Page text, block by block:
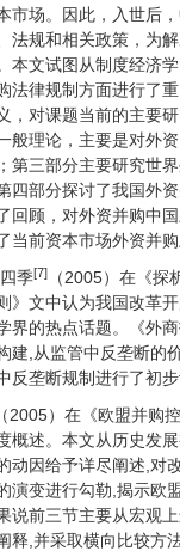
市场。因此，入世后
法规和相关政策，为
本文试图从制度经济
法律规制方面进行了
，对课题当前的主要
般理论，主要是对外
第三部分主要研究世
四部分探讨了我国外
回顾，对外资并购中
当前资本市场外资并
季[7]
（2005）在《
》文中认为我国改革
界的热点话题。《外
建,从监管中反垄断的
反垄断规制进行了初
（2005）在《欧盟并购
概述。本文从历史发
动因给予详尽阐述,对
演变进行勾勒,揭示欧
说前三节主要从宏观
释,并采取横向比较